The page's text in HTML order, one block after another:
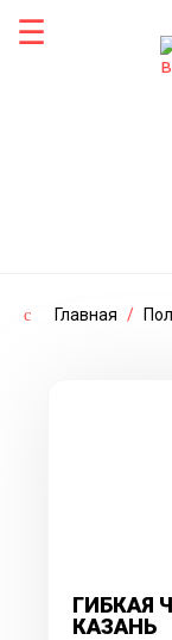
Главная /
ГИБКАЯ
КАЗАНЬ